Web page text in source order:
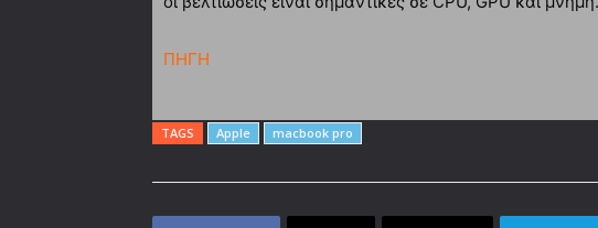
ΠΗΓΗ
TAGS Apple macbook pro